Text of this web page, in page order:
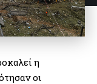
η
οι